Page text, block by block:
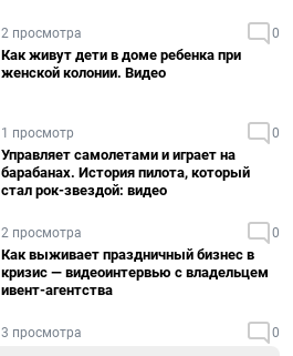
2 просмотра 0
Как живут дети в доме ребенка при
женской колонии. Видео
1 просмотр 0
Управляет самолетами и играет на
барабанах. История пилота, который
стал рок-звездой: видео
2 просмотра 0
Как выживает праздничный бизнес в
кризис — видеоинтервью с владельцем
ивент-агентства
3 просмотра 0